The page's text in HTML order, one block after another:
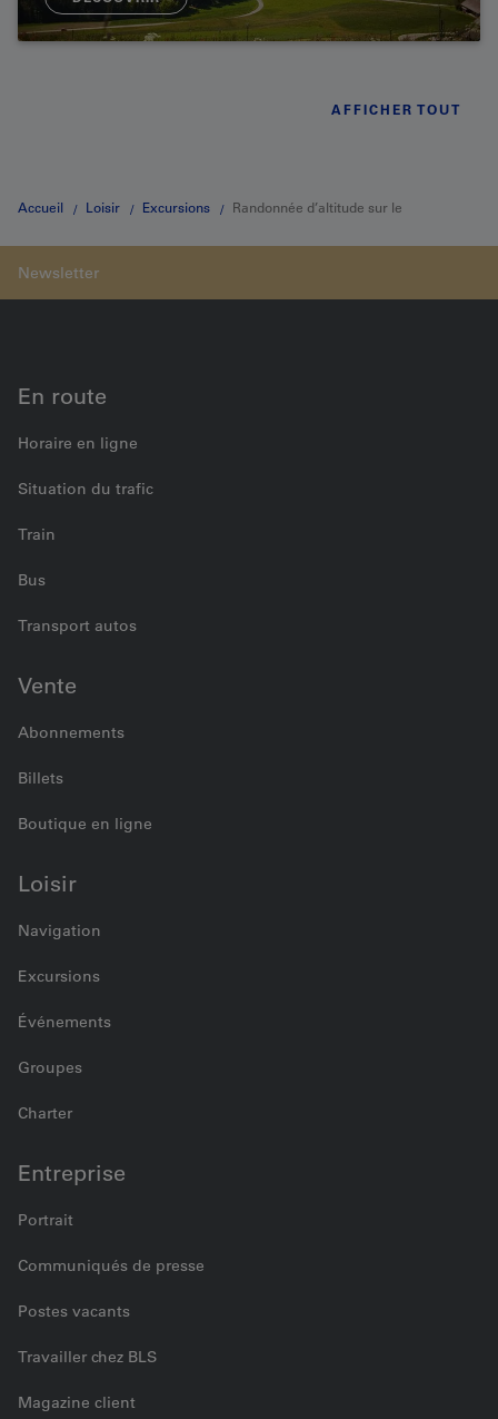
AFFICHER TOUT
Accueil Loisir Excursions Randonnée d’altitude sur le
En route
Horaire en ligne
Situation du trafic
Train
Bus
Transport autos
Vente
Abonnements
Billets
Boutique en ligne
Loisir
Navigation
Excursions
Événements
Groupes
Charter
Entreprise
Portrait
Communiqués de presse
Postes vacants
Travailler chez BLS
Magazine client